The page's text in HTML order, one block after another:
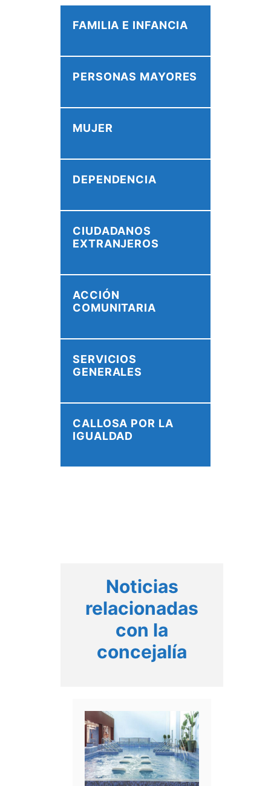
FAMILIA E INFANCIA
PERSONAS MAYORES
MUJER
DEPENDENCIA
CIUDADANOS
EXTRANJEROS
ACCIÓN
COMUNITARIA
SERVICIOS
GENERALES
CALLOSA POR LA
IGUALDAD
Noticias
relacionadas
con la
concejalía